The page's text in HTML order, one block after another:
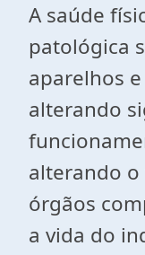
A saúde
patológica
aparelhos
alterando
alterando
órgãos
a vida do